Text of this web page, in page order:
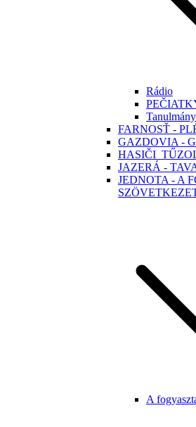
Rádio
FARNOSŤ -
GAZDOVIA -
JAZERÁ -
JEDNOTA - A
A